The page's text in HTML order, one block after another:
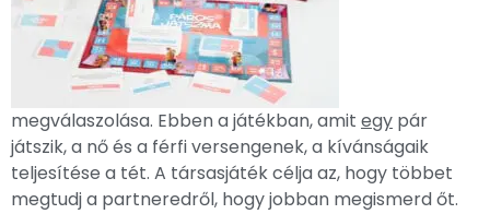
megválaszolása. Ebben a játékban, amit egy pár
játszik, a nő és a férfi versengenek, a kívánságaik
teljesítése a tét. A társasjáték célja az, hogy többet
megtudj a partneredről, hogy jobban megismerd őt.